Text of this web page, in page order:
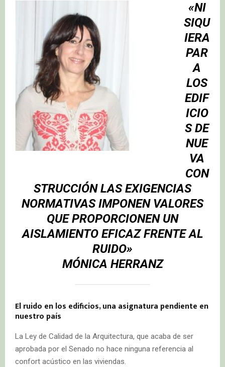
«NI
SIQU
IERA
PAR
A
LOS
EDIF
ICIO
S DE
NUE
VA
CON
STRUCCIÓN LAS EXIGENCIAS
NORMATIVAS IMPONEN VALORES
QUE PROPORCIONEN UN
AISLAMIENTO EFICAZ FRENTE AL
RUIDO»
MÓNICA HERRANZ
El ruido en los edificios, una asignatura pendiente en
nuestro país
La Ley de Calidad de la Arquitectura, que acaba de ser
aprobada por el Senado no hace ninguna referencia al
confort acústico en las viviendas.